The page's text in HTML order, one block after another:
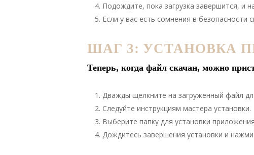
Подождите, пока загрузка завершится, и
Если у вас есть сомнения в
ШАГ 3: УСТАНОВКА
Теперь, когда файл скачан, можно
Дважды щелкните на загруженный файл
Следуйте инструкциям мастера установки.
Выберите папку для установки
Дождитесь завершения установки и